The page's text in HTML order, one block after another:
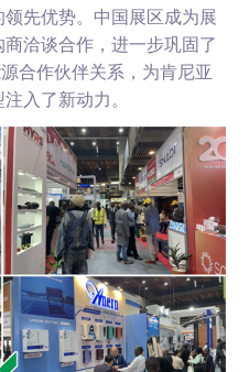
先优势。中国展区成为展
洽谈合作，进一步巩固了
合作伙伴关系，为肯尼亚
入了新动力。